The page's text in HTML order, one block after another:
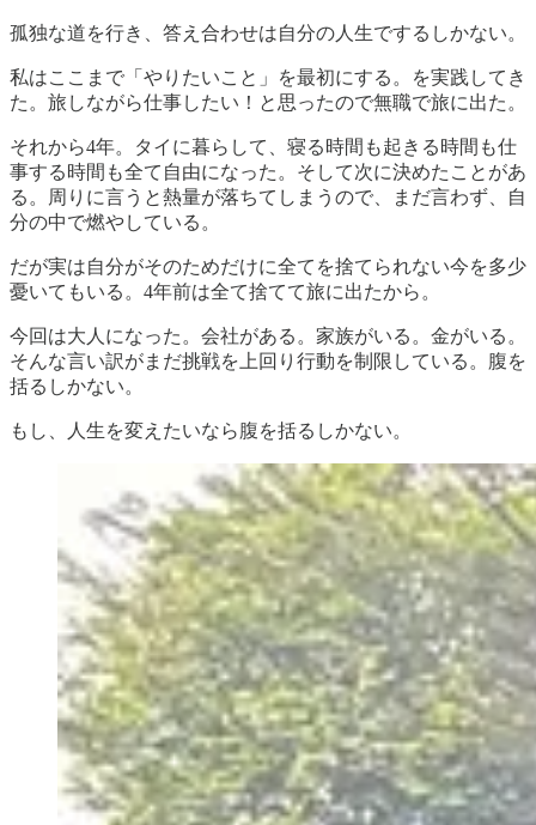
孤独な道を行き、答え合わせは自分の人生でするしかない。
私はここまで「やりたいこと」を最初にする。を実践してき
た。旅しながら仕事したい！と思ったので無職で旅に出た。
それから4年。タイに暮らして、寝る時間も起きる時間も仕
事する時間も全て自由になった。そして次に決めたことがあ
る。周りに言うと熱量が落ちてしまうので、まだ言わず、自
分の中で燃やしている。
だが実は自分がそのためだけに全てを捨てられない今を多少
憂いてもいる。4年前は全て捨てて旅に出たから。
今回は大人になった。会社がある。家族がいる。金がいる。
そんな言い訳がまだ挑戦を上回り行動を制限している。腹を
括るしかない。
もし、人生を変えたいなら腹を括るしかない。